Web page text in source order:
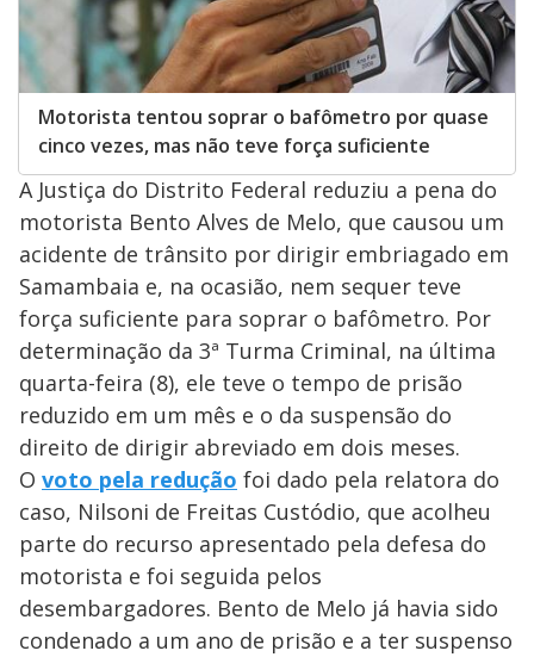
Motorista tentou soprar o bafômetro por quase
cinco vezes, mas não teve força suficiente
A Justiça do Distrito Federal reduziu a pena do
motorista Bento Alves de Melo, que causou um
acidente de trânsito por dirigir embriagado em
Samambaia e, na ocasião, nem sequer teve
força suficiente para soprar o bafômetro. Por
determinação da 3ª Turma Criminal, na última
quarta-feira (8), ele teve o tempo de prisão
reduzido em um mês e o da suspensão do
direito de dirigir abreviado em dois meses.
O voto pela redução foi dado pela relatora do
caso, Nilsoni de Freitas Custódio, que acolheu
parte do recurso apresentado pela defesa do
motorista e foi seguida pelos
desembargadores. Bento de Melo já havia sido
condenado a um ano de prisão e a ter suspenso